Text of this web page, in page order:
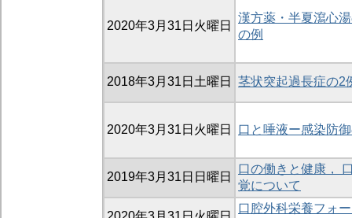
2020年3月31日火曜日
漢方薬・半夏瀉心
の例
2018年3月31日土曜日 茎状突起過長症の2
2020年3月31日火曜日 口と唾液ー感染防
2019年3月31日日曜日
口の働きと健康，
覚について
口腔外科栄養フォ